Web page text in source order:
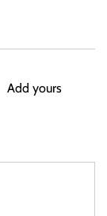
Add yours